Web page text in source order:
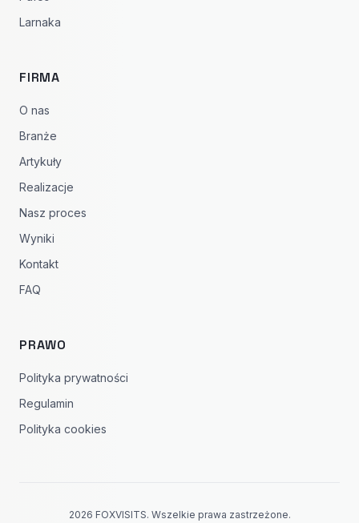
Larnaka
FIRMA
O nas
Branże
Artykuły
Realizacje
Nasz proces
Wyniki
Kontakt
FAQ
PRAWO
Polityka prywatności
Regulamin
Polityka cookies
2026 FOXVISITS. Wszelkie prawa zastrzeżone.